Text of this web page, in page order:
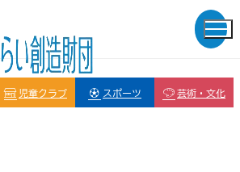
児童クラブ スポーツ 芸術・文化